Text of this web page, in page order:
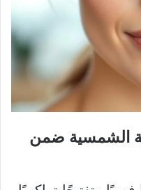
الشمسية ضمن